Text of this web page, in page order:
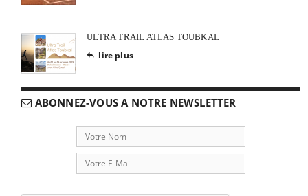
ULTRA TRAIL ATLAS TOUBKAL
 lire plus
ABONNEZ-VOUS A NOTRE NEWSLETTER